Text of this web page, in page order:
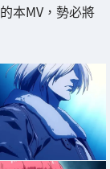
本MV，勢必將